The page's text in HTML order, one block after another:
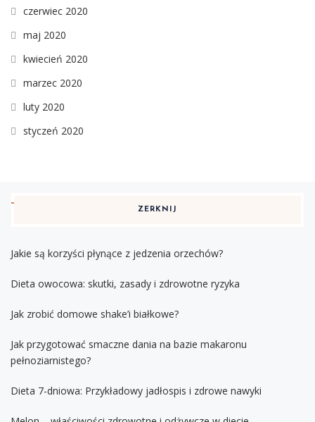
czerwiec 2020
maj 2020
kwiecień 2020
marzec 2020
luty 2020
styczeń 2020
ZERKNIJ
Jakie są korzyści płynące z jedzenia orzechów?
Dieta owocowa: skutki, zasady i zdrowotne ryzyka
Jak zrobić domowe shake’i białkowe?
Jak przygotować smaczne dania na bazie makaronu
pełnoziarnistego?
Dieta 7-dniowa: Przykładowy jadłospis i zdrowe nawyki